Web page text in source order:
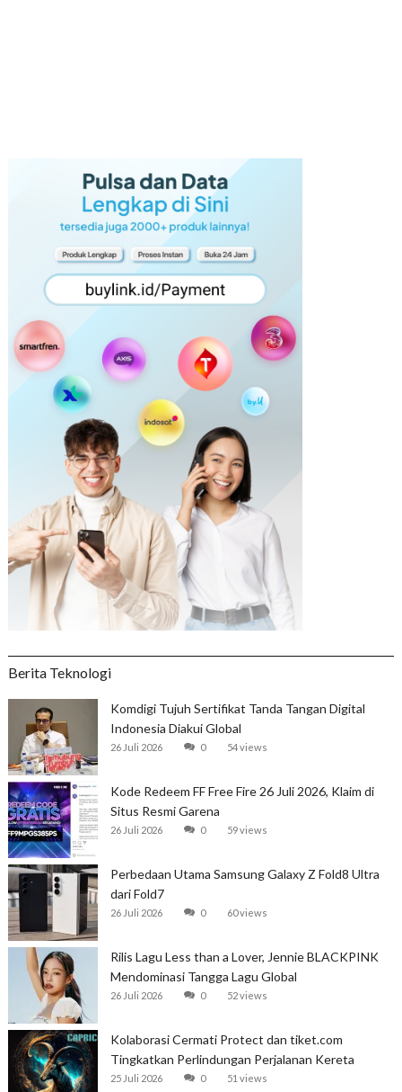
Berita Teknologi
Komdigi Tujuh Sertifikat Tanda Tangan Digital
Indonesia Diakui Global
26 Juli 2026 0 54 views
Kode Redeem FF Free Fire 26 Juli 2026, Klaim di
Situs Resmi Garena
26 Juli 2026 0 59 views
Perbedaan Utama Samsung Galaxy Z Fold8 Ultra
dari Fold7
26 Juli 2026 0 60 views
Rilis Lagu Less than a Lover, Jennie BLACKPINK
Mendominasi Tangga Lagu Global
26 Juli 2026 0 52 views
Kolaborasi Cermati Protect dan tiket.com
Tingkatkan Perlindungan Perjalanan Kereta
25 Juli 2026 0 51 views